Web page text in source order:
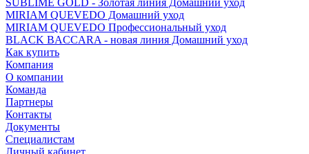
SUBLIME GOLD - Золотая линия Домашний уход
MIRIAM QUEVEDO Домашний уход
MIRIAM QUEVEDO Профессиональный уход
BLACK BACCARA - новая линия Домашний уход
Как купить
Компания
О компании
Команда
Партнеры
Контакты
Документы
Специалистам
Личный кабинет